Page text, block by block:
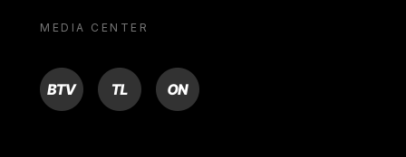
MEDIA CENTER
BTV TL ON